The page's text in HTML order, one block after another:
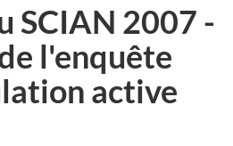
SCIAN 2007 -
l'enquête
active